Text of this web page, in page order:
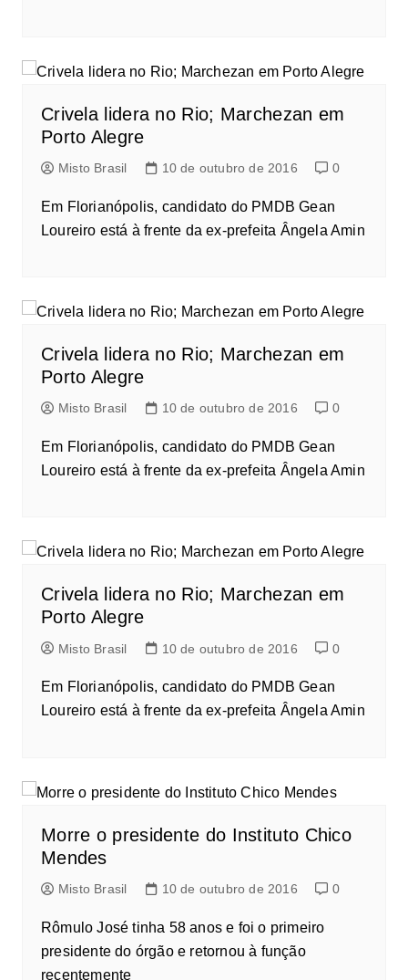
Crivela lidera no Rio; Marchezan em
Porto Alegre
Misto Brasil 10 de outubro de 2016 0
Em Florianópolis, candidato do PMDB Gean
Loureiro está à frente da ex-prefeita Ângela Amin
Crivela lidera no Rio; Marchezan em
Porto Alegre
Misto Brasil 10 de outubro de 2016 0
Em Florianópolis, candidato do PMDB Gean
Loureiro está à frente da ex-prefeita Ângela Amin
Crivela lidera no Rio; Marchezan em
Porto Alegre
Misto Brasil 10 de outubro de 2016 0
Em Florianópolis, candidato do PMDB Gean
Loureiro está à frente da ex-prefeita Ângela Amin
Morre o presidente do Instituto Chico
Mendes
Misto Brasil 10 de outubro de 2016 0
Rômulo José tinha 58 anos e foi o primeiro
presidente do órgão e retornou à função
recentemente